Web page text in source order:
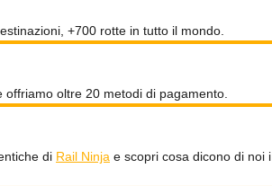
+700 rotte in tutto il mondo.
offriamo oltre 20 metodi di pagamento.
di Rail Ninja e scopri cosa dicono di noi i